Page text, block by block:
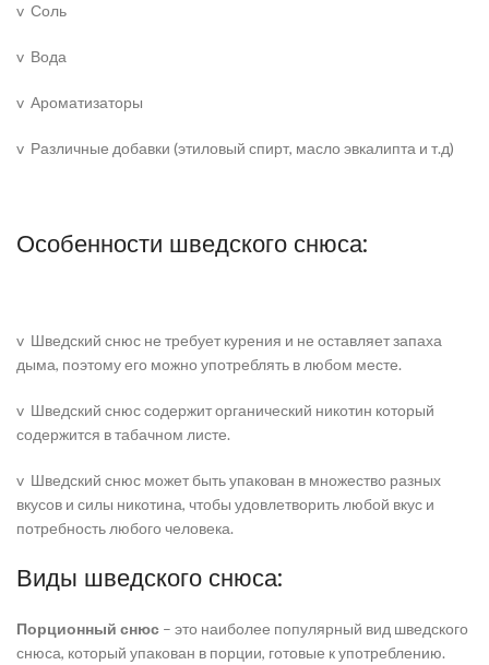
v Соль
v Вода
v Ароматизаторы
v Различные добавки (этиловый спирт, масло эвкалипта и т.д)
Особенности шведского снюса:
v Шведский снюс не требует курения и не оставляет запаха
дыма, поэтому его можно употреблять в любом месте.
v Шведский снюс содержит органический никотин который
содержится в табачном листе.
v Шведский снюс может быть упакован в множество разных
вкусов и силы никотина, чтобы удовлетворить любой вкус и
потребность любого человека.
Виды шведского снюса:
Порционный снюс – это наиболее популярный вид шведского
снюса, который упакован в порции, готовые к употреблению.